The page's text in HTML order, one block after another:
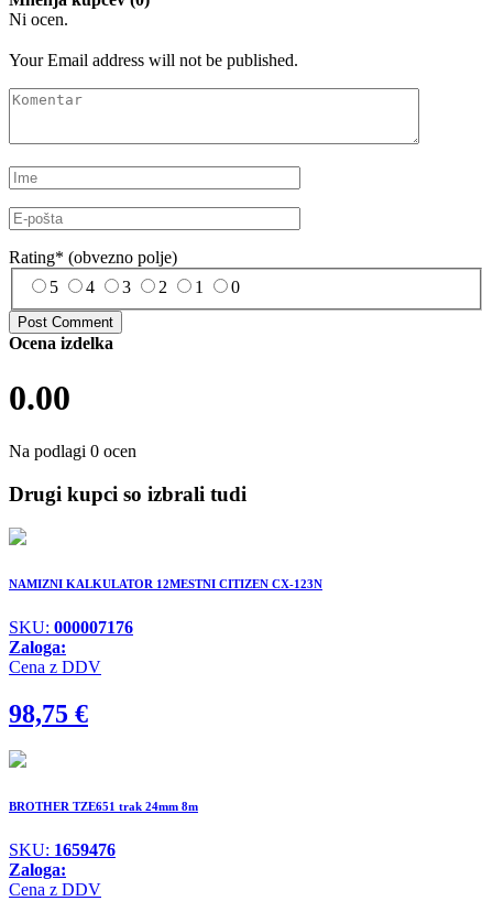
Ni ocen.
Your Email address will not be published.
Rating* (obvezno polje)
5
4 3 2 1 0
Ocena izdelka
0.00
Na podlagi 0 ocen
Drugi kupci so izbrali tudi
NAMIZNI KALKULATOR 12MESTNI CITIZEN CX-123N
SKU: 000007176
Zaloga:
Cena z DDV
98,75 €
BROTHER TZE651 trak 24mm 8m
SKU: 1659476
Zaloga:
Cena z DDV